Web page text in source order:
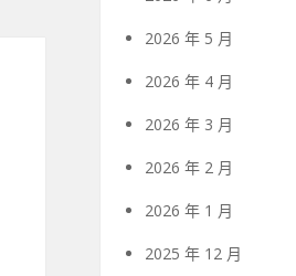
2026 年 5 月
2026 年 4 月
2026 年 3 月
2026 年 2 月
2026 年 1 月
2025 年 12 月